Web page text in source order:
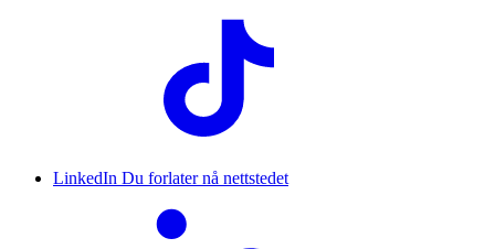
LinkedIn Du forlater nå nettstedet